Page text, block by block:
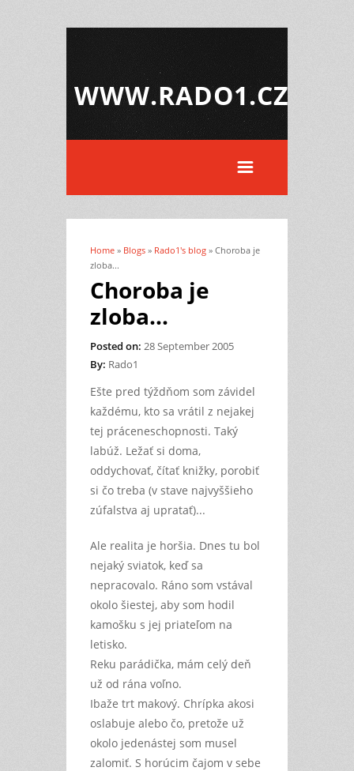
WWW.RADO1.CZ
You are here
Home » Blogs » Rado1's blog » Choroba je
zloba...
Choroba je
zloba...
Posted on: 28 September 2005
By: Rado1
Ešte pred týždňom som závidel
každému, kto sa vrátil z nejakej
tej práceneschopnosti. Taký
labúž. Ležať si doma,
oddychovať, čítať knižky, porobiť
si čo treba (v stave najvyššieho
zúfalstva aj upratať)...
Ale realita je horšia. Dnes tu bol
nejaký sviatok, keď sa
nepracovalo. Ráno som vstával
okolo šiestej, aby som hodil
kamošku s jej priateľom na
letisko.
Reku parádička, mám celý deň
už od rána voľno.
Ibaže trt makový. Chrípka akosi
oslabuje alebo čo, pretože už
okolo jedenástej som musel
zalomiť. S horúcim čajom v sebe